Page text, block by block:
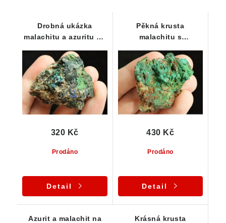
Drobná ukázka
malachitu a azuritu na
hornině protkané
křemenem
Prodáno
320 Kč
Detail
Pěkná krusta
malachitu s
zelenou barvou
Prodáno
430 Kč
Detail
Azurit a malachit na
Krásná krusta